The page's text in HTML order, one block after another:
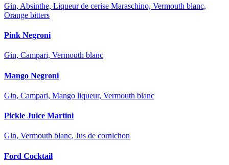
Gin, Absinthe, Liqueur de cerise Maraschino, Vermouth blanc,
Orange bitters
Pink Negroni
Gin, Campari, Vermouth blanc
Mango Negroni
Gin, Campari, Mango liqueur, Vermouth blanc
Pickle Juice Martini
Gin, Vermouth blanc, Jus de cornichon
Ford Cocktail